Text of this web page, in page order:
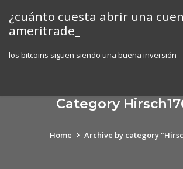
content
¿cuánto cuesta abrir una
ameritrade_
los bitcoins siguen siendo una buena inversión
Category
Home Archive by category